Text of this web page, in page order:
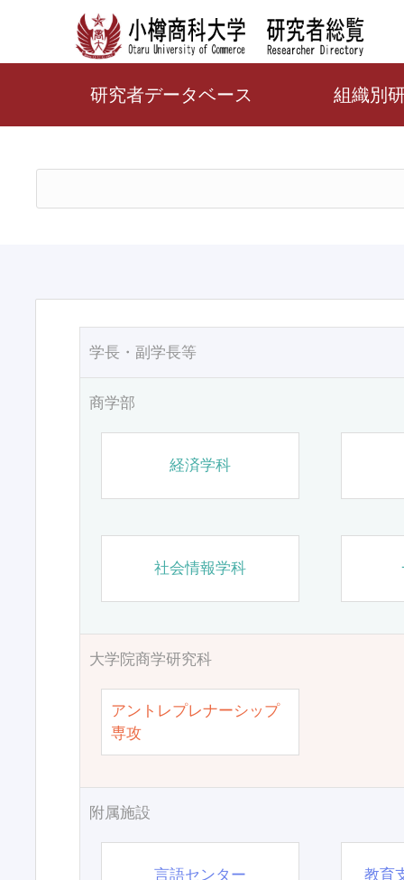
研究者データベース 組織別
学長・副学長等
商学部
経済学科
社会情報学科
大学院商学研究科
アントレプレナーシップ
専攻
附属施設
言語センター 教育